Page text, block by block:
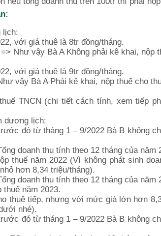
lịch:
với giá thuê là 8tr đồng/tháng.
Như vậy Bà A Không phải kê khai, nộp
với giá thuê là 9tr đồng/tháng.
vậy Bà A Phải kê khai, nộp thuế cho
TNCN (chi tiết cách tính, xem tiếp
dương lịch:
đó từ tháng 1 – 9/2022 Bà B không
doanh thu tính theo 12 tháng của năm
thuế năm 2022 (Vì không phát sinh
hơn 8,34 triệu/tháng).
doanh thu tính theo 12 tháng của năm
thuế năm 2023.
thuê tiếp, nhưng với mức giá lớn hơn
nhé).
đó từ tháng 1 – 9/2022 Bà B không